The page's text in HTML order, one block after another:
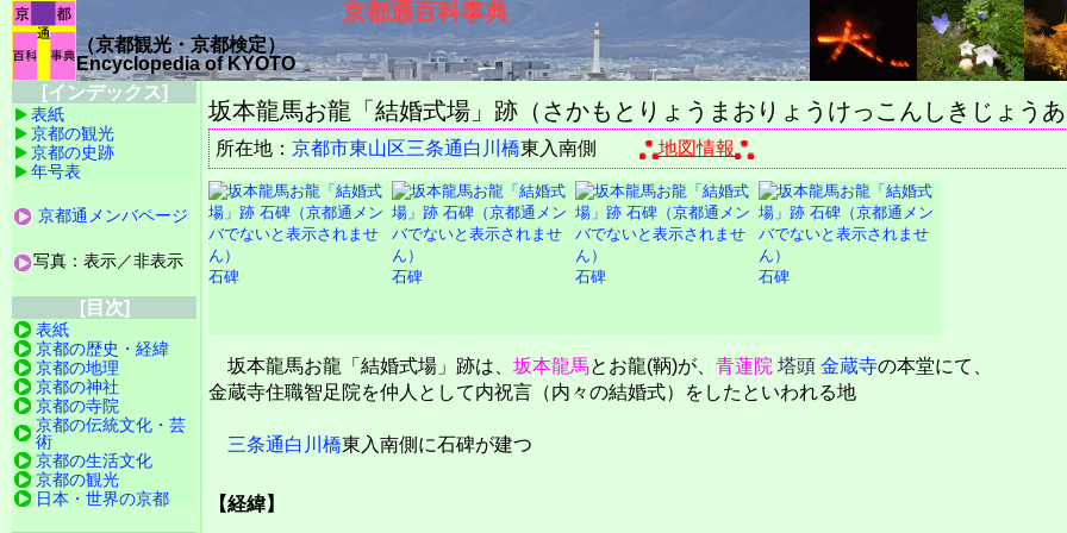
京都通百科事典
（京都観光・京都検定）
Encyclopedia of KYOTO
坂本龍馬お龍「結婚式場」跡（さかもとりょうまおりょうけっこんしきじょう
所在地： 京都市東山区三条通白川橋東入南側 地図情報
石碑 石碑 石碑 石碑
坂本龍馬お龍「結婚式場」跡は、 坂本龍馬とお龍(鞆)が、 青蓮院 塔頭 金蔵寺の本堂にて、
金蔵寺住職智足院を仲人として内祝言（内々の結婚式）をしたといわれる地
三条通白川橋東入南側に石碑が建つ
【経緯】
[インデックス]
表紙
京都の観光
京都の史跡
年号表
京都通メンバページ
写真：表示／非表示
[目次]
表紙
京都の歴史・経緯
京都の地理
京都の神社
京都の寺院
京都の伝統文化・芸
術
京都の生活文化
京都の観光
日本・世界の京都